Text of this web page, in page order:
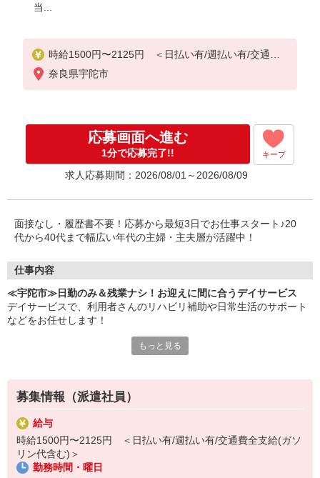
当...
時給1500円〜2125円 ＜日払い有/週払い有/交通費
全支給(ガソリン代含む)＞
奈良県宇陀市
応募画面へ進む
1分で応募完了!! キープ
求人応募期間：2026/08/01～2026/08/09
面接なし・履歴書不要！応募から最短3日でお仕事スタート♪20
代から40代まで幅広い年代の主婦・主夫層が活躍中！
仕事内容
≪宇陀市≫日勤のみ＆残業ナシ！お迎えに間に合うデイサービス
デイサービスで、利用者さんのリハビリ補助や日常生活のサポート
などをお任せします！
・レクリエーション企画、実施
・利用者さんとのコミュニケーション
・行き帰りの送迎 ※運転ができる希望者のみでOK！
など
日勤帯のみ・残業なしなので、お迎えがあっても安心◎
土日休み相談OK！家族との時間もしっかり確保できます♪
もっと見る
募集情報（派遣社員）
給与
時給1500円〜2125円 ＜日払い有/週払い有/交通費全支給(ガソ
リン代含む)＞
勤務時間・曜日